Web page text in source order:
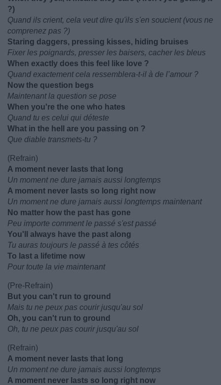
?)
Quand ils crient, cela veut dire qu'ils s'en soucient (vous ne
comprenez pas ?)
Staring daggers, pressing kisses, hiding bruises
Fixer les poignards, presser les baisers, cacher les bleus
When exactly does this feel like love ?
Quand exactement cela ressemblera-t-il à de l’amour ?
Now the question begs
Maintenant la question se pose
When you're the one who hates
Quand tu es celui qui déteste
What in the hell are you passing on ?
Que diable transmets-tu ?
(Refrain)
A moment never lasts that long
Un moment ne dure jamais aussi longtemps
A moment never lasts so long right now
Un moment ne dure jamais aussi longtemps maintenant
No matter how the past has gone
Peu importe comment le passé s'est passé
You'll always have the past along
Tu auras toujours le passé à tes côtés
To last a lifetime now
Pour toute la vie maintenant
(Pre-Refrain)
But you can't run to ground
Mais tu ne peux pas courir jusqu'au sol
Oh, you can't run to ground
Oh, tu ne peux pas courir jusqu'au sol
(Refrain)
A moment never lasts that long
Un moment ne dure jamais aussi longtemps
A moment never lasts so long right now